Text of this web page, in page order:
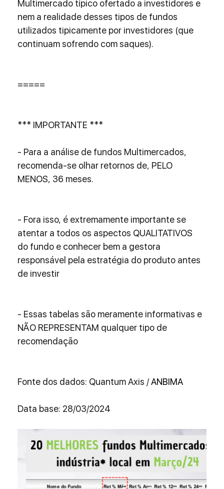
Multimercado típico ofertado a investidores e
nem a realidade desses tipos de fundos
utilizados tipicamente por investidores (que
continuam sofrendo com saques).
=====
*** IMPORTANTE ***
- Para a análise de fundos Multimercados,
recomenda-se olhar retornos de, PELO
MENOS, 36 meses.
- Fora isso, é extremamente importante se
atentar a todos os aspectos QUALITATIVOS
do fundo e conhecer bem a gestora
responsável pela estratégia do produto antes
de investir
- Essas tabelas são meramente informativas e
NÃO REPRESENTAM qualquer tipo de
recomendação
Fonte dos dados: Quantum Axis / ANBIMA
Data base: 28/03/2024